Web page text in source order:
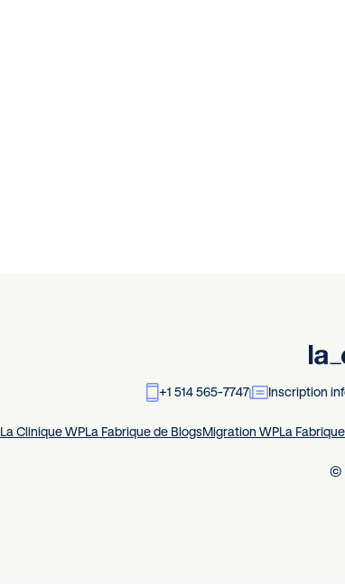
+1 514 565-7747 Inscription
La Clinique WPLa Fabrique de BlogsMigration WPLa
©